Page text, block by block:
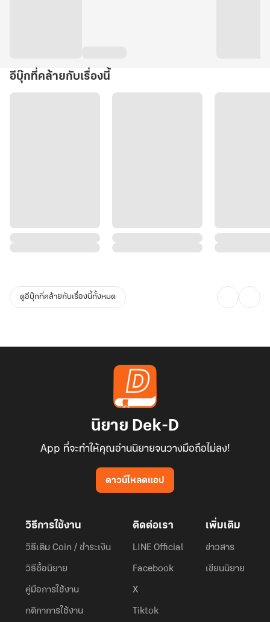
อีบุ๊กที่คล้ายกับเรื่องนี้
ดูอีบุ๊กที่คล้ายกับเรื่องนี้ทั้งหมด
นิยาย Dek-D
App ที่จะทำให้คุณอ่านนิยายจนวางมือถือไม่ลง!
ดาวน์โหลดแอป
วิธีการใช้งาน
วิธีเติม Coin / ชำระเงิน
วิธีซื้อนิยาย
คู่มือการใช้งาน
กติกาการใช้งาน
ติดต่อเรา
LINE Official
Facebook
X
Tiktok
เพิ่มเติม
ข่าวสาร
เขียนนิยาย